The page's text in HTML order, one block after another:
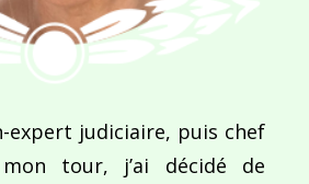
expert judiciaire, puis chef
tour, j’ai décidé de